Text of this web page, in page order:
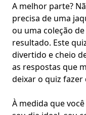
A melhor parte?
precisa de uma
ou uma coleção
resultado. Este
divertido e cheio
as respostas que
deixar o quiz fazer
À medida que